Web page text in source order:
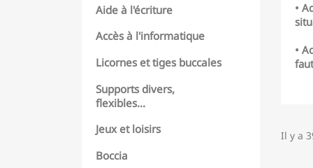
Aide à l'écriture
Accès à l'informatique
Licornes et tiges buccales
Supports divers,
flexibles...
Jeux et loisirs
Boccia
•
•
Il y a